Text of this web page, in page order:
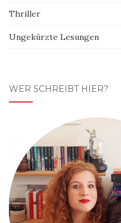
Thriller
Ungekürzte Lesungen
WER SCHREIBT HIER?